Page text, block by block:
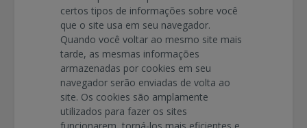
certos tipos de informações sobre você
que o site usa em seu navegador.
Quando você voltar ao mesmo site mais
tarde, as mesmas informações
armazenadas por cookies em seu
navegador serão enviadas de volta ao
site. Os cookies são amplamente
utilizados para fazer os sites